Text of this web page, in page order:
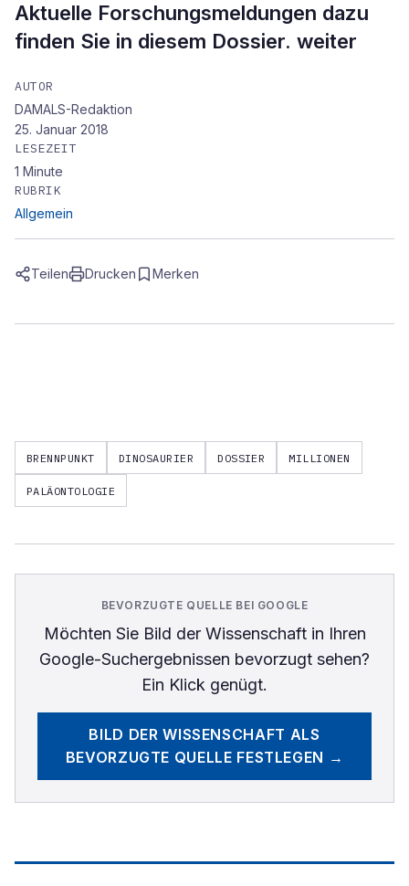
Aktuelle Forschungsmeldungen dazu
finden Sie in diesem Dossier. weiter
AUTOR
DAMALS-Redaktion
25. Januar 2018
LESEZEIT
1 Minute
RUBRIK
Allgemein
Teilen Drucken Merken
BRENNPUNKT DINOSAURIER DOSSIER MILLIONEN
PALÄONTOLOGIE
BEVORZUGTE QUELLE BEI GOOGLE
Möchten Sie Bild der Wissenschaftin Ihren
Google-Suchergebnissen bevorzugt sehen?
Ein Klick genügt.
BILD DER WISSENSCHAFT ALS
BEVORZUGTE QUELLE FESTLEGEN →